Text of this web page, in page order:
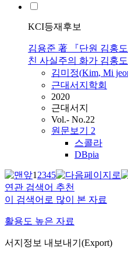
KCI등재후보
김용준 著 『단원 김홍
친 사실주의 화가 김홍도
김미정(Kim, Mi
근대서지학회
2020
근대서지
Vol.- No.22
원문보기 2
스콜라
DBpia
12345
연관 검색어 추천
이 검색어로 많이 본 자료
활용도 높은 자료
서지정보 내보내기(Export)